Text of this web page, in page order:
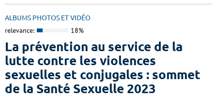
ALBUMS PHOTOS ET VIDÉO
relevance: 18%
La prévention au service de la
lutte contre les violences
sexuelles et conjugales : sommet
de la Santé Sexuelle 2023